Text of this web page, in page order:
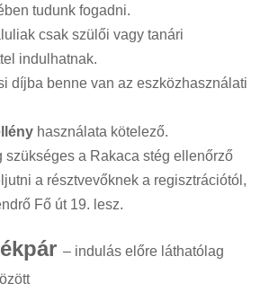
tudunk fogadni.
csak szülői vagy tanári
indulhatnak.
díjba benne van az eszközhasználati
használata kötelező.
szükséges a Rakaca stég ellenőrző
a résztvevőknek a regisztrációtól,
Fő út 19. lesz.
– indulás előre láthatólag